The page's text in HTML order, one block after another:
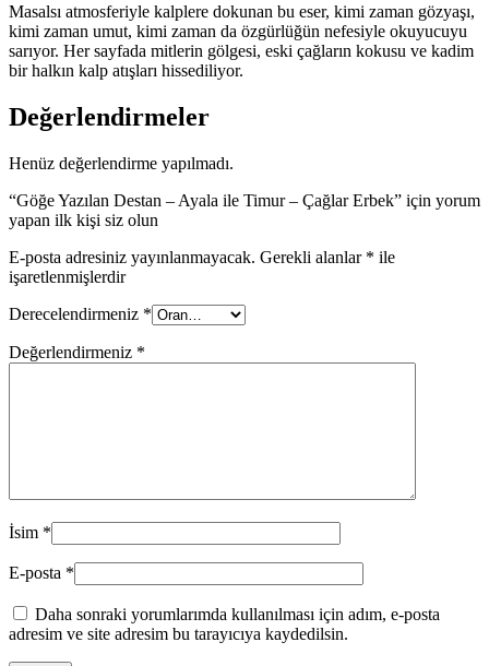
Masalsı atmosferiyle kalplere dokunan bu eser, kimi zaman gözyaşı,
kimi zaman umut, kimi zaman da özgürlüğün nefesiyle okuyucuyu
sarıyor. Her sayfada mitlerin gölgesi, eski çağların kokusu ve kadim
bir halkın kalp atışları hissediliyor.
Değerlendirmeler
Henüz değerlendirme yapılmadı.
“Göğe Yazılan Destan – Ayala ile Timur – Çağlar Erbek” için yorum
yapan ilk kişi siz olun
E-posta adresiniz yayınlanmayacak. Gerekli alanlar * ile
işaretlenmişlerdir
Derecelendirmeniz *
Değerlendirmeniz *
İsim *
E-posta *
Daha sonraki yorumlarımda kullanılması için adım, e-posta
adresim ve site adresim bu tarayıcıya kaydedilsin.